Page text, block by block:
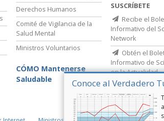
Conoce al Verdadero
Derechos Humanos
Comité de Vigilancia de la
Salud Mental
Ministros Voluntarios
CÓMO Mantenerse
Saludable
SUSCRÍBETE
Recibe el
Informativo del
Network
Obtén el
Informativo de
en la Actualidad